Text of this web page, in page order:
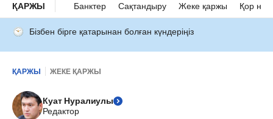
ҚАРЖЫ Банктер Сақтандыру Жеке қаржы Қор
Бізбен бірге қатарынан болған күндеріңіз
ҚАРЖЫ ЖЕКЕ ҚАРЖЫ
Куат Нуралиулы
Редактор